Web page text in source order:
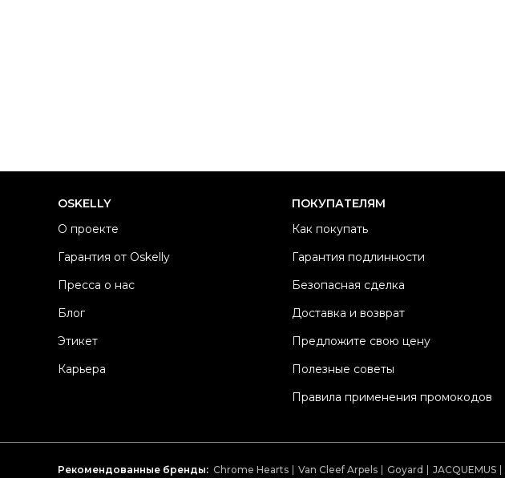
OSKELLY
О проекте
Гарантия от Oskelly
Пресса о нас
Блог
Этикет
Карьера
ПОКУПАТЕЛЯМ
Как покупать
Гарантия подлинности
Безопасная сделка
Доставка и возврат
Предложите свою цену
Полезные советы
Правила применения промокодов
Рекомендованные бренды: Chrome Hearts Van Cleef Arpels Goyard JACQUEMUS